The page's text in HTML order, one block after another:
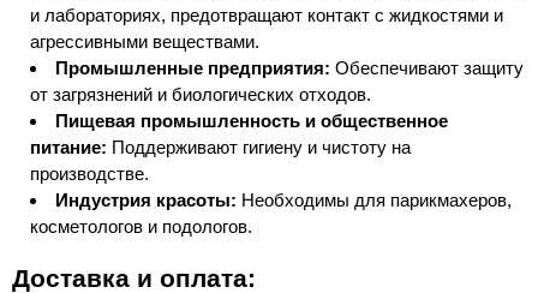
и лабораториях, предотвращают контакт с жидкостями и
агрессивными веществами.
Промышленные предприятия: Обеспечивают защиту
от загрязнений и биологических отходов.
Пищевая промышленность и общественное
питание: Поддерживают гигиену и чистоту на
производстве.
Индустрия красоты: Необходимы для парикмахеров,
косметологов и подологов.
Доставка и оплата: